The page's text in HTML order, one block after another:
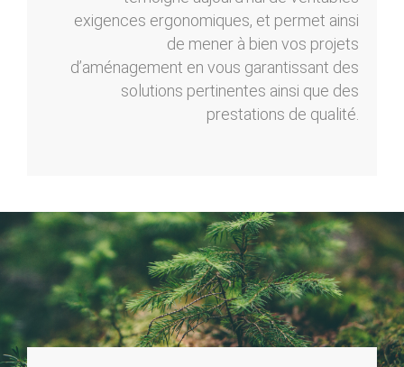
exigences ergonomiques, et permet ainsi
de mener à bien vos projets
d’aménagement en vous garantissant des
solutions pertinentes ainsi que des
prestations de qualité.